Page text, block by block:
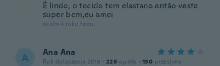
É lindo, o tecido tem elastano então veste
super bem,eu amei
około 4 roku temu
A Ana Ana
Rok dołączenia 2019 · 228 opinie · 150 przesłane